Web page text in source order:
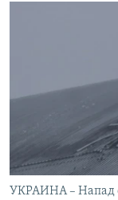
УКРАИНА – Напад